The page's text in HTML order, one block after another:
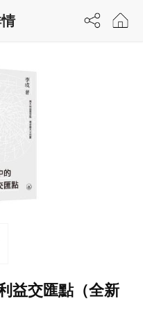
益交匯點（全新